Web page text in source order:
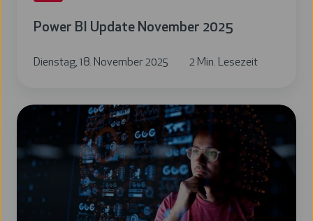
Power BI Update November 2025
Dienstag, 18. November 2025 2 Min. Lesezeit
Power
Update
2025